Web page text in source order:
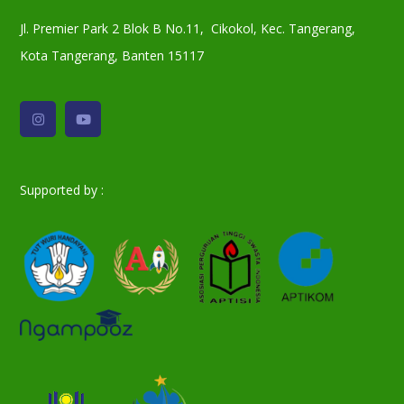
Jl. Premier Park 2 Blok B No.11, Cikokol, Kec. Tangerang,
Kota Tangerang, Banten 15117
Supported by :